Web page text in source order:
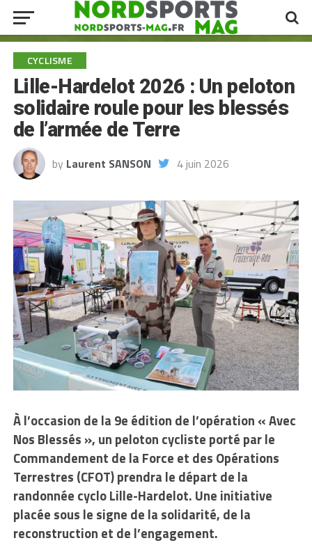
CYCLISME
Lille-Hardelot 2026 : Un peloton
solidaire roule pour les blessés
de l’armée de Terre
by Laurent SANSON 4 juin 2026
À l’occasion de la 9e édition de l’opération « Avec
Nos Blessés », un peloton cycliste porté par le
Commandement de la Force et des Opérations
Terrestres (CFOT) prendra le départ de la
randonnée cyclo Lille-Hardelot. Une initiative
placée sous le signe de la solidarité, de la
reconstruction et de l’engagement.